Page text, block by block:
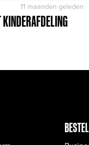
11 maanden geleden